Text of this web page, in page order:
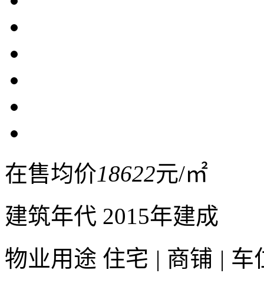
在售均价18622元/㎡
建筑年代 2015年建成
物业用途 住宅 | 商铺 | 车